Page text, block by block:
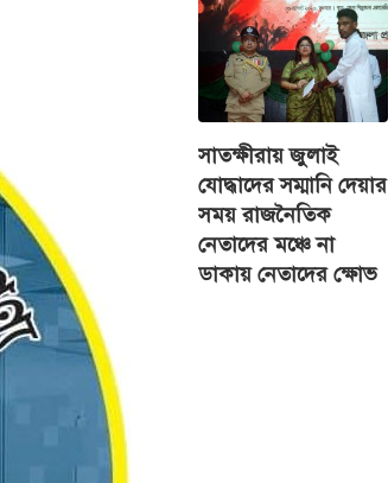
সাতক্ষীরায় জুলাই
যোদ্ধাদের সম্মানি দেয়ার
সময় রাজনৈতিক
নেতাদের মঞ্চে না
ডাকায় নেতাদের ক্ষোভ